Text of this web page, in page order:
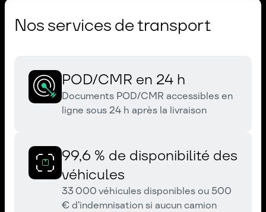
Nos services de transport
POD/CMR en 24 h
Documents POD/CMR accessibles en
ligne sous 24 h après la livraison
99,6 % de disponibilité des
véhicules
33 000 véhicules disponibles ou 500
€ d’indemnisation si aucun camion